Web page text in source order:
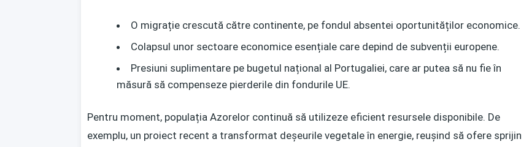
O migrație crescută către continente, pe fondul absentei oportunităților economice.
Colapsul unor sectoare economice esențiale care depind de subvenții europene.
Presiuni suplimentare pe bugetul național al Portugaliei, care ar putea să nu fie în
măsură să compenseze pierderile din fondurile UE.
Pentru moment, populația Azorelor continuă să utilizeze eficient resursele disponibile. De
exemplu, un proiect recent a transformat deșeurile vegetale în energie, reușind să ofere sprijin